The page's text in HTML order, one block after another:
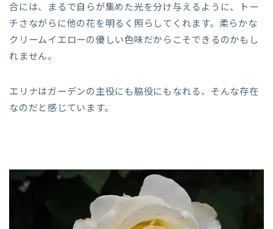
合には、まるで自らが集めた光を分け与えるように、トー
チさながらに他の花を明るく照らしてくれます。柔らかな
クリームイエローの優しい色味だからこそできるのかもし
れません。
エリナはガーデンの主役にも脇役にもなれる、そんな存在
なのだと感じています。